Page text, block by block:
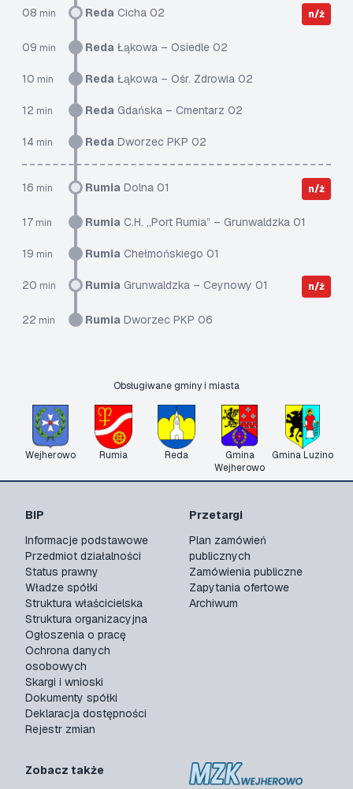
08 min Reda Cicha 02 n/ż
09 min Reda Łąkowa – Osiedle 02
10 min Reda Łąkowa – Ośr. Zdrowia 02
12 min Reda Gdańska – Cmentarz 02
14 min Reda Dworzec PKP 02
16 min Rumia Dolna 01 n/ż
17 min Rumia C.H. „Port Rumia” – Grunwaldzka 01
19 min Rumia Chełmońskiego 01
20 min Rumia Grunwaldzka – Ceynowy 01 n/ż
22 min Rumia Dworzec PKP 06
Obsługiwane gminy i miasta
Wejherowo Rumia Reda
Gmina
Wejherowo
Gmina Luzino
BIP
Informacje podstawowe
Przedmiot działalności
Status prawny
Władze spółki
Struktura właścicielska
Struktura organizacyjna
Ogłoszenia o pracę
Ochrona danych
osobowych
Skargi i wnioski
Dokumenty spółki
Deklaracja dostępności
Rejestr zmian
Przetargi
Plan zamówień
publicznych
Zamówienia publiczne
Zapytania ofertowe
Archiwum
Zobacz także